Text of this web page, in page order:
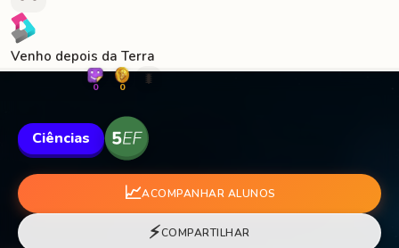
Venho depois da Terra
0 0 🐛
Ciências
📈ACOMPANHAR ALUNOS
⚡COMPARTILHAR